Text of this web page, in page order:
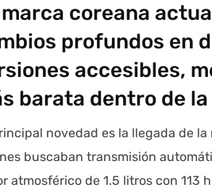
coreana
profundos en
accesibles,
barata dentro de la
novedad es la llegada de
buscaban transmisión
atmosférico de 1.5 litros con 113